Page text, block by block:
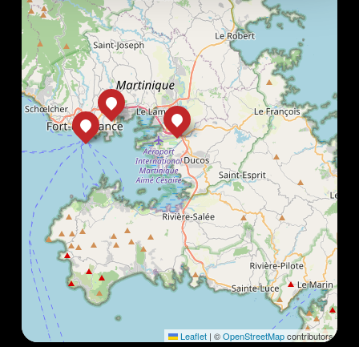
Leaflet | ©OpenStreetMapcontributors